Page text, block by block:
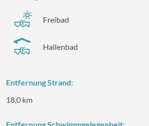
Freibad
Hallenbad
Entfernung Strand:
18,0 km